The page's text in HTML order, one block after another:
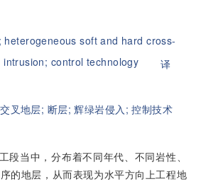
heterogeneous soft and hard cross-
intrusion; control technology 译
叉地层; 断层;辉绿岩侵入;控制技术
段当中，分布着不同年代、不同岩性、
的地层，从而表现为水平方向上工程地